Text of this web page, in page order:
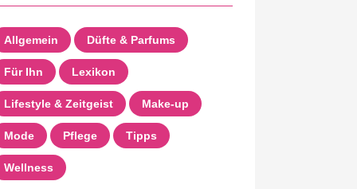
Allgemein Düfte & Parfums
Für Ihn Lexikon
Lifestyle & Zeitgeist Make-up
Mode Pflege Tipps
Wellness